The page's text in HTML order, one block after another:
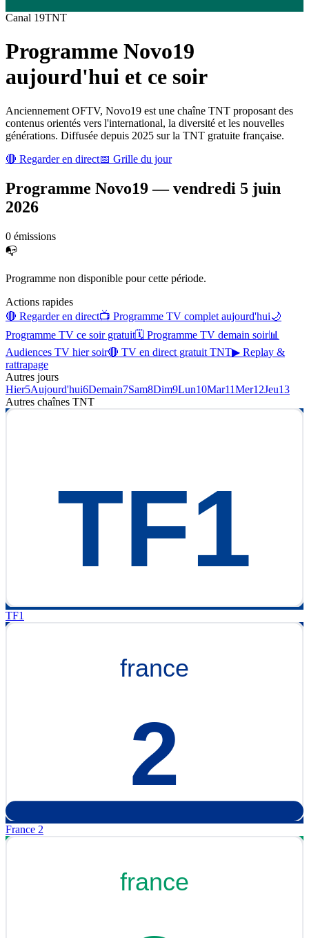
Canal 19TNT
Programme Novo19
aujourd'hui et ce soir
Anciennement OFTV, Novo19 est une chaîne TNT proposant des
contenus orientés vers l'international, la diversité et les nouvelles
générations. Diffusée depuis 2025 sur la TNT gratuite française.
🔴 Regarder en direct📅 Grille du jour
Programme Novo19—vendredi 5 juin
2026
0 émissions
📭
Programme non disponible pour cette période.
Actions rapides
🔴 Regarder en direct📺 Programme TV complet aujourd'hui🌙
Programme TV ce soir gratuit🗓 Programme TV demain soir📊
Audiences TV hier soir🔴 TV en direct gratuit TNT▶ Replay &
rattrapage
Autres jours
Hier5Aujourd'hui6Demain7Sam8Dim9Lun10Mar11Mer12Jeu13
Autres chaînes TNT
TF1
France 2